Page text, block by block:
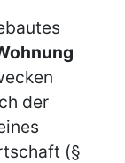
der
(§